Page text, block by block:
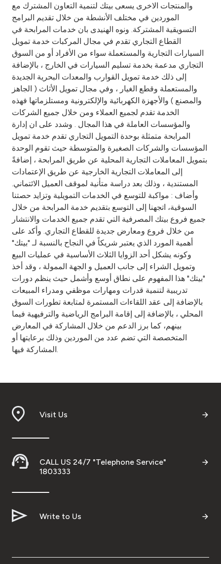
والمنتجات الاخرى يسعى بيتك لتنمية التعاون المشترك مع
الموردين في مختلف الأنشطة من خلال تقديم البرامج
التسويقية المشتركة. ونوه الهنيدى بان خدمات المرابحة في
القطاع التجاري تقدم في مجال المركبات خدمة تمويل
السيارات التجارية والمستعملة سواء من الأفراد أو من السوق
التجاري مدعمة بخدمة تسليم السيارات في الخارج ، بالإضافة
إلى ذلك خدمة تمويل القوارب والمعدات البحرية الجديدة
والمستعملة وقطع الغيار ، وفي مجال تمويل الأثاث ( الجاهز
والمصنع ) والأجهزة الكهربائية والإلكترونية ومستلزماتها فهذه
الخدمة تقدم لجميع العملاء ومن خلال جميع الشركات
والمؤسسات العاملة في هذا المجال . وشدد على ان إدارة
المرابحة متمثلة بوحدة التمويل التجاري تقدم خدمة تمويل
المؤسسات والشركات الصغيرة والمتوسطة حيث تقوم الوحدة
بتمويل المعاملات التجارية المحلية عن طريق المرابحة ، إضافةً
إلى المعاملات التجارية الخارجية عن طريق الإعتمادات
المستندية ، وذلك بعد دراسة متأنية لموقف العميل الائتماني.
وأضاف : مواكبة للتوسع في الخدمات التمويلية وتزايد حصتنا
السوقية، اتجهنا إلى التوسع بتقديم خدمة المرابحة من خلال
جميع فروع بيتك المصرفية التي تقدم جميع الخدمات والانتشار
من خلال فروع ومعارض جديدة للقطاع التجاري. وأكد على
أهمية المورد الذي يعتبر شريكاً في النجاح بالنسبة لـ "بيتك"
وكونه يشكل أحد الزوايا الثلاث الأساسية في عمليات البيع
وتمويل الشراء إلى جانب العميل و الجهة الممولة ، وقد أخذ
"بيتك" هذا المفهوم على نطاق أوسع وأشمل حيث ينظم دورات
تدريبية لتنمية قدرات ومهارات موظفي ومدراء المبيعات
بالإضافة إلى عقد اللقاءات المستمرة لمتابعة تطورات السوق
المحلي ، بالإضافة إلى إقامة البرامج الرياضية والترفيهية فيما
بينهم، كما برز الدعم من خلال المشاركة في المعارض
المتخصصة التي تضم عدد من الموردين وذلك برعايتها أو
المشاركة فيها.
Visit Us
CALL US 24/7 "Telephone Service"
1803333
Write to Us